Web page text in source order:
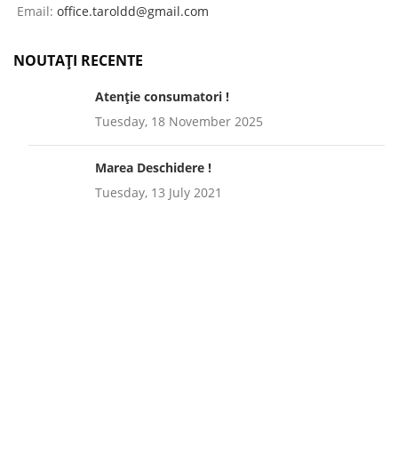
Email: office.taroldd@gmail.com
NOUTAȚI RECENTE
Atenție consumatori !
Tuesday, 18 November 2025
Marea Deschidere !
Tuesday, 13 July 2021